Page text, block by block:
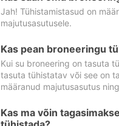
Jah! Tühistamistasud on
majutusasutusele.
Kas pean broneeringu
Kui su broneering on tasuta
tasuta tühistatav või see on
määranud majutusasutus
Kas ma võin